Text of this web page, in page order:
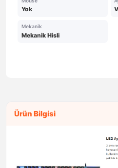
Yok
Mekanik
Mekanik Hisli
Ürün Bilgisi